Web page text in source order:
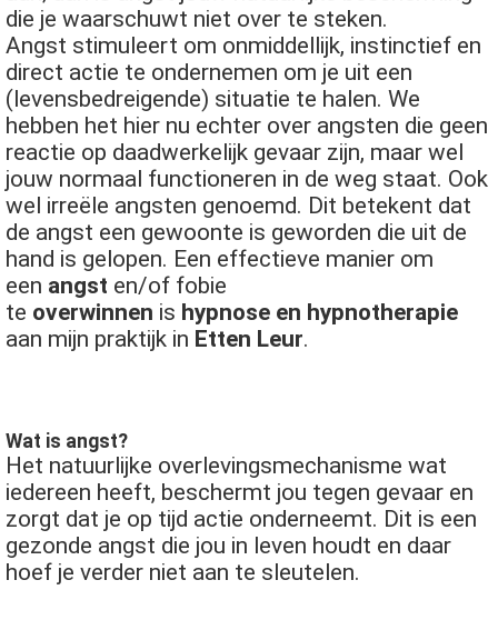
die je waarschuwt niet over te steken.
Angst stimuleert om onmiddellijk, instinctief en
direct actie te ondernemen om je uit een
(levensbedreigende) situatie te halen. We
hebben het hier nu echter over angsten die geen
reactie op daadwerkelijk gevaar zijn, maar wel
jouw normaal functioneren in de weg staat. Ook
wel irreële angsten genoemd. Dit betekent dat
de angst een gewoonte is geworden die uit de
hand is gelopen. Een effectieve manier om
een angst en/of fobie
te overwinnen is hypnose en hypnotherapie
aan mijn praktijk in Etten Leur.
Wat is angst?
Het natuurlijke overlevingsmechanisme wat
iedereen heeft, beschermt jou tegen gevaar en
zorgt dat je op tijd actie onderneemt. Dit is een
gezonde angst die jou in leven houdt en daar
hoef je verder niet aan te sleutelen.
gebruikt
te
de
Hierdoor
van